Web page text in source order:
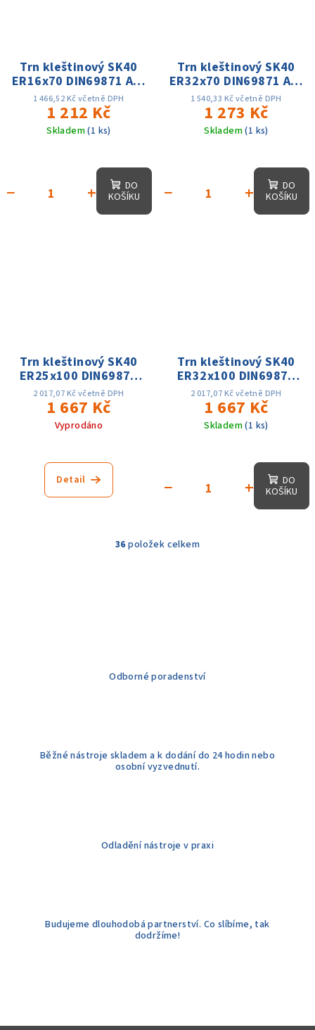
Trn kleštinový SK40
ER16x70 DIN69871 AD/
6.3G15000
1 466,52 Kč včetně DPH
1 212 Kč
Skladem(1 ks)
+
−
DO
KOŠÍKU
Trn kleštinový SK40
ER32x70 DIN69871 AD/
6.3G15000
1 540,33 Kč včetně DPH
1 273 Kč
Skladem(1 ks)
+
−
DO
KOŠÍKU
Trn kleštinový SK40
ER25x100 DIN69871
AD/ 6.3G15000
2 017,07 Kč včetně DPH
1 667 Kč
Vyprodáno
Detail
Trn kleštinový SK40
ER32x100 DIN69871
AD
2 017,07 Kč včetně DPH
1 667 Kč
Skladem(1 ks)
+
−
DO
KOŠÍKU
O
p
v
u
36 položek celkem
Odborné poradenství
Běžné nástroje skladem a k dodání do 24 hodin nebo
osobní vyzvednutí.
Odladění nástroje v praxi
Budujeme dlouhodobá partnerství. Co slíbíme, tak
dodržíme!